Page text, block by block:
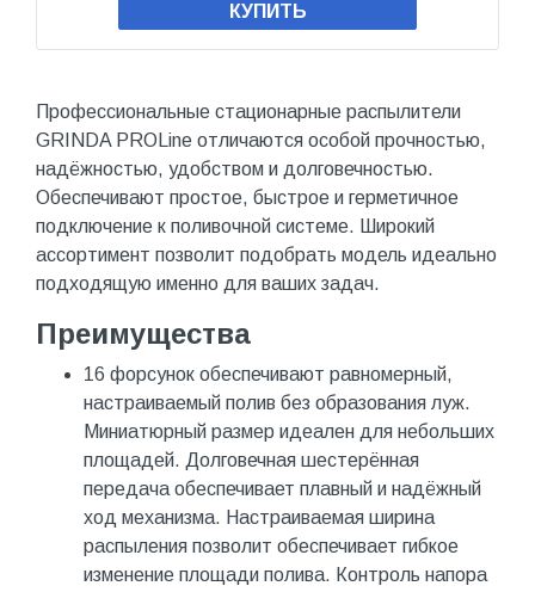
КУПИТЬ
Профессиональные стационарные распылители
GRINDA PROLine отличаются особой прочностью,
надёжностью, удобством и долговечностью.
Обеспечивают простое, быстрое и герметичное
подключение к поливочной системе. Широкий
ассортимент позволит подобрать модель идеально
подходящую именно для ваших задач.
Преимущества
16 форсунок обеспечивают равномерный,
настраиваемый полив без образования луж.
Миниатюрный размер идеален для небольших
площадей. Долговечная шестерённая
передача обеспечивает плавный и надёжный
ход механизма. Настраиваемая ширина
распыления позволит обеспечивает гибкое
изменение площади полива. Контроль напора